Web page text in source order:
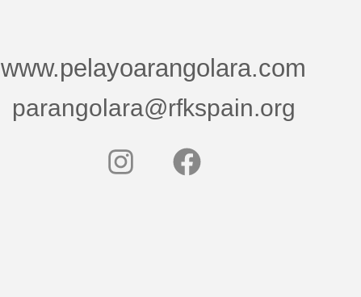
www.pelayoarangolara.com
parangolara@rfkspain.org